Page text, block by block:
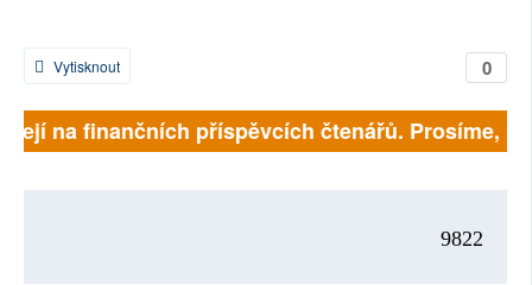
0
Vytisknout
na finančních příspěvcích čtenářů. Prosíme,
9822